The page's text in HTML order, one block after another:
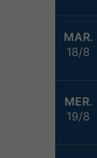
MAR.
18/8
MER.
19/8